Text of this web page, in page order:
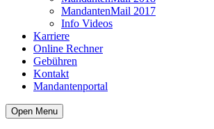
MandantenMail 2017
Info Videos
Karriere
Online Rechner
Gebühren
Kontakt
Mandantenportal
Open Menu